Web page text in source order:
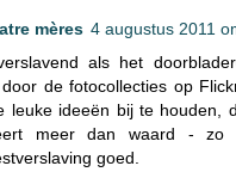
mères 4 augustus 2011
als het
de fotocollecties op
leuke ideeën bij te houden,
meer dan waard -
goed.